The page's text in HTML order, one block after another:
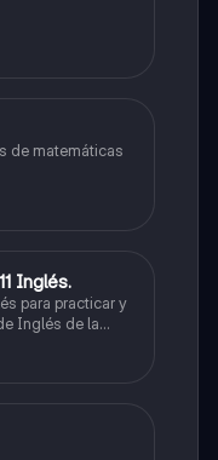
de matemáticas
Inglés.
para practicar y
Inglés de la